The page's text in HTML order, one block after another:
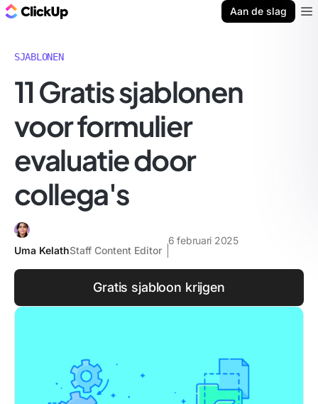
Aan de slag
SJABLONEN
11 Gratis sjablonen
voor formulier
evaluatie door
collega's
Uma KelathStaff Content Editor
6 februari 2025
Gratis sjabloon krijgen